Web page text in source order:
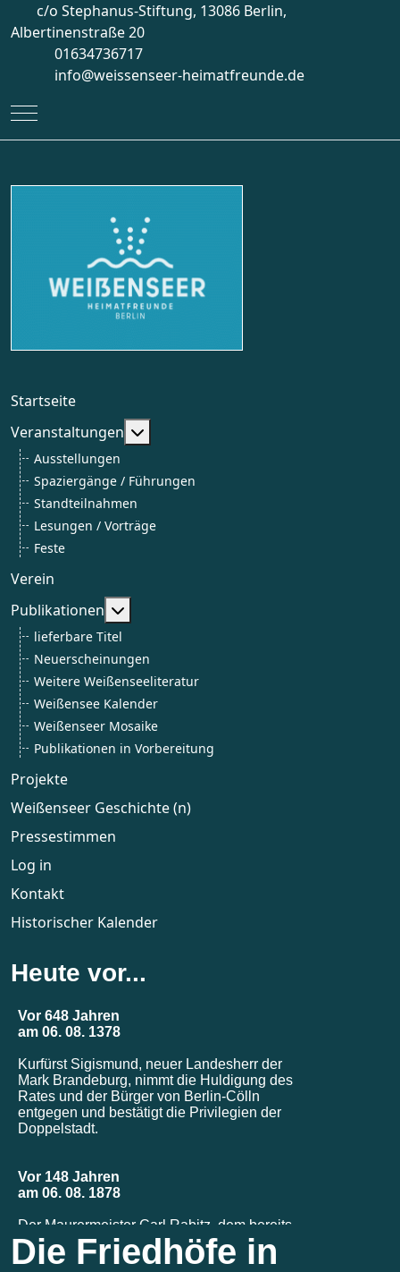
c/o Stephanus-Stiftung, 13086 Berlin,
Albertinenstraße 20
01634736717
info@weissenseer-heimatfreunde.de
Mobile Menu Toggle
Startseite
Veranstaltungen
Weitere Informationen:
Ausstellungen
Spaziergänge / Führungen
Standteilnahmen
Lesungen / Vorträge
Feste
Verein
Publikationen
Weitere Informationen: Publikationen
lieferbare Titel
Neuerscheinungen
Weitere Weißenseeliteratur
Weißensee Kalender
Weißenseer Mosaike
Publikationen in Vorbereitung
Projekte
Weißenseer Geschichte (n)
Pressestimmen
Log in
Kontakt
Historischer Kalender
Heute vor...
Die Friedhöfe in